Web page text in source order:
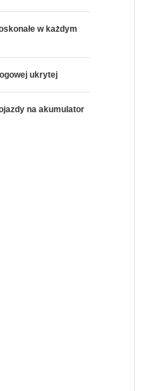
w każdym
ukrytej
na akumulator